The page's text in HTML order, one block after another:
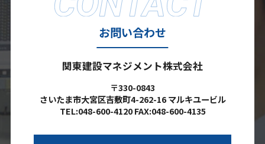
お問い合わせ
関東建設マネジメント株式会社
〒330-0843
さいたま市大宮区吉敷町4-262-16 マルキユービル
TEL:048-600-4120 FAX:048-600-4135